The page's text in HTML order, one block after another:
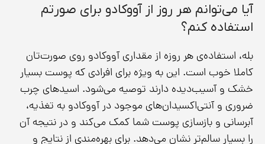
آیا می‌توانم هر روز از آووکادو برای صورتم
استفاده کنم؟
بله، استفاده‌ی هر روزه از مقداری آووکادو روی صورت‌تان
کاملا خوب است. این به ویژه برای افرادی که پوست بسیار
خشک و آسیب‌دیده دارند توصیه می‌شود. اسیدهای چرب
ضروری و آنتی‌اکسیدان‌های موجود در آووکادو به تغذیه،
آبرسانی و بازسازی پوست شما کمک می‌کند و در نتیجه آن
را بسیار سالم‌تر نشان می‌دهد. برای بهره‌مندی از نتایج و